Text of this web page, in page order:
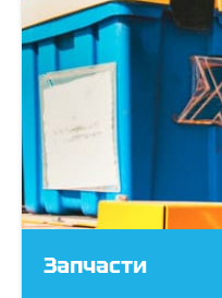
Запчасти